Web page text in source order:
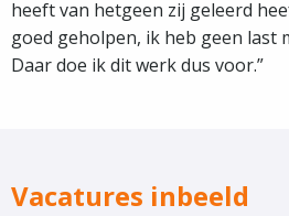
heeft van hetgeen zij geleerd
goed geholpen, ik heb geen last
Daar doe ik dit werk dus voor.”
Vacatures inbeeld